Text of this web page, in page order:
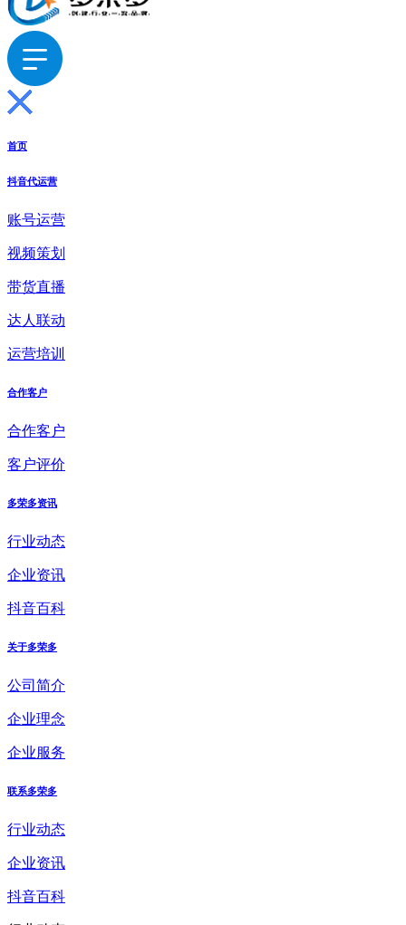
首页
抖音代运营
账号运营
视频策划
带货直播
达人联动
运营培训
合作客户
合作客户
客户评价
多荣多资讯
行业动态
企业资讯
抖音百科
关于多荣多
公司简介
企业理念
企业服务
联系多荣多
行业动态
企业资讯
抖音百科